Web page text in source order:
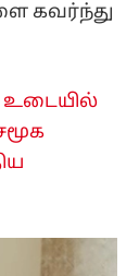
கவர்ந்து
உடையில்